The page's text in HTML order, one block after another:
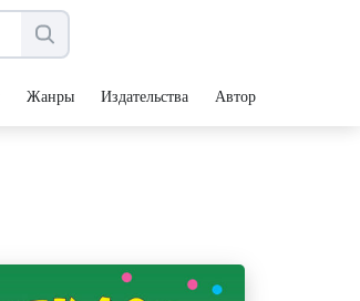
Жанры Издательства Авторы